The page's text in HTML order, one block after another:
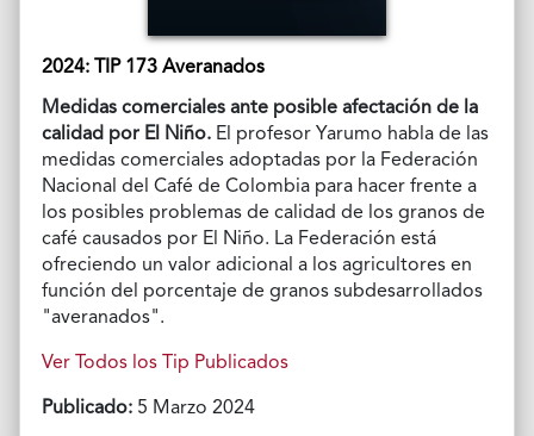
2024: TIP 173 Averanados
Medidas comerciales ante posible afectación de la
calidad por El Niño.El profesor Yarumo habla de las
medidas comerciales adoptadas por la Federación
Nacional del Café de Colombia para hacer frente a
los posibles problemas de calidad de los granos de
café causados por El Niño. La Federación está
ofreciendo un valor adicional a los agricultores en
función del porcentaje de granos subdesarrollados
"averanados".
Ver Todos los Tip Publicados
Publicado:5 Marzo 2024